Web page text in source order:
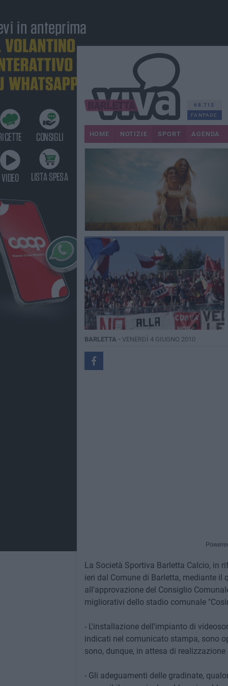
68.713
FANPAGE
HOME NOTIZIE SPORT AGENDA
BARLETTA - VENERDÌ 4 GIUGNO 2010
La Società Sportiva Barletta Calcio, in
ieri dal Comune di Barletta, mediante
all'approvazione del Consiglio
migliorativi dello stadio comunale
- L'installazione dell'impianto di
indicati nel comunicato stampa, sono
sono, dunque, in attesa di realizzazione
- Gli adeguamenti delle gradinate,